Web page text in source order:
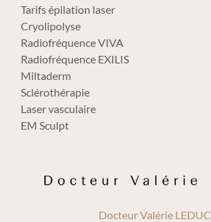
Tarifs épilation laser
Cryolipolyse
Radiofréquence VIVA
Radiofréquence EXILIS
Miltaderm
Sclérothérapie
Laser vasculaire
EM Sculpt
Docteur Valérie LEDUC